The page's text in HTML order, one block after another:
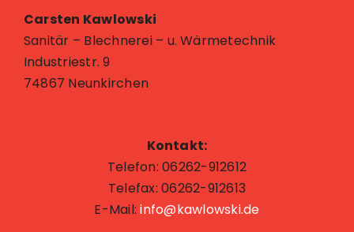
Carsten Kawlowski
Sanitär – Blechnerei – u. Wärmetechnik
Industriestr. 9
74867 Neunkirchen
Kontakt:
Telefon: 06262-912612
Telefax: 06262-912613
E-Mail:info@kawlowski.de